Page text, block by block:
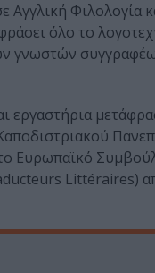
Φιλολογία
όλο το
γνωστών
εργαστήρια
Ευρωπαϊκό
Littéraires)